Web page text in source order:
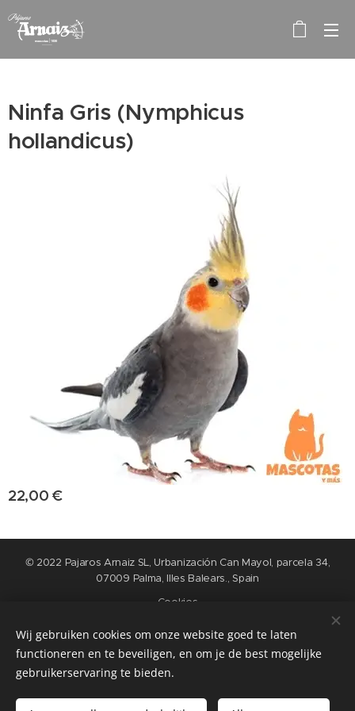
Ninfa Gris (Nymphicus
hollandicus)
22,00 €
© 2022 Pajaros Arnaiz SL, Urbanización Can Mayol, parcela 34,
07009 Palma, Illes Balears., Spain
Cookies
Idiomas
Nederlands
English Español Français
Wij gebruiken cookies om onze website goed te laten
functioneren en te beveiligen, en om je de best mogelijke
gebruikerservaring te bieden.